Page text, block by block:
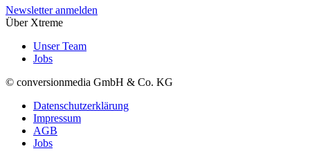
Newsletter anmelden
Über Xtreme
Unser Team
Jobs
© conversionmedia GmbH & Co. KG
Datenschutzerklärung
Impressum
AGB
Jobs